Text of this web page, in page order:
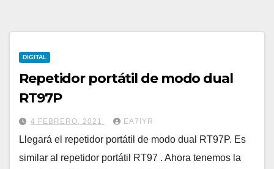
DIGITAL
Repetidor portátil de modo dual
RT97P
4 FEBRERO, 2021 EA7IYR
Llegará el repetidor portátil de modo dual RT97P. Es
similar al repetidor portátil RT97 . Ahora tenemos la